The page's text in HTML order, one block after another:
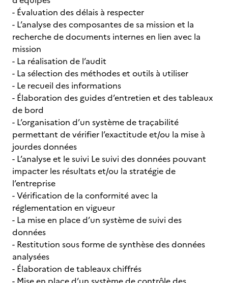
- Évaluation des délais à respecter
- L’analyse des composantes de sa mission et la
recherche de documents internes en lien avec la
mission
- La réalisation de l’audit
- La sélection des méthodes et outils à utiliser
- Le recueil des informations
- Élaboration des guides d’entretien et des tableaux
de bord
- L’organisation d’un système de traçabilité
permettant de vérifier l’exactitude et/ou la mise à
jourdes données
- L’analyse et le suivi Le suivi des données pouvant
impacter les résultats et/ou la stratégie de
l’entreprise
- Vérification de la conformité avec la
réglementation en vigueur
- La mise en place d’un système de suivi des
données
- Restitution sous forme de synthèse des données
analysées
- Élaboration de tableaux chiffrés